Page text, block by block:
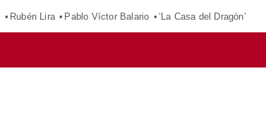
Rubén Lira Pablo Víctor Balario ‘La Casa del Dragón’